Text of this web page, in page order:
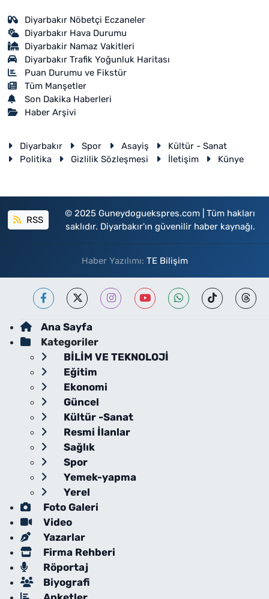
Diyarbakır Nöbetçi Eczaneler
Diyarbakır Hava Durumu
Diyarbakir Namaz Vakitleri
Diyarbakır Trafik Yoğunluk Haritası
Puan Durumu ve Fikstür
Tüm Manşetler
Son Dakika Haberleri
Haber Arşivi
Diyarbakır Spor Asayiş
Kültür - Sanat
Politika
Gizlilik Sözleşmesi İletişim Künye
RSS
© 2025 Guneydoguekspres.com | Tüm hakları
saklıdır. Diyarbakır'ın güvenilir haber kaynağı.
Haber Yazılımı: TE Bilişim
Ana Sayfa
Kategoriler
BİLİM VE TEKNOLOJİ
Eğitim
Ekonomi
Güncel
Kültür -Sanat
Resmi İlanlar
Sağlık
Spor
Yemek-yapma
Yerel
Foto Galeri
Video
Yazarlar
Firma Rehberi
Röportaj
Biyografi